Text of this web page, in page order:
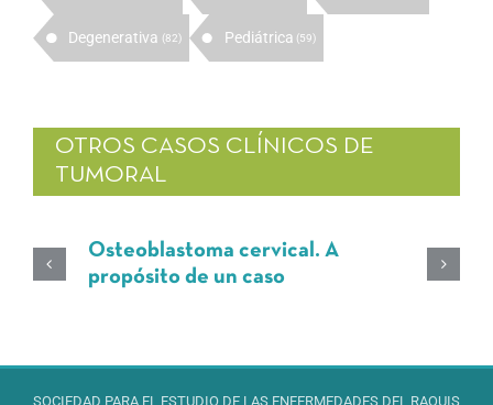
Degenerativa (82) Pediátrica (59)
OTROS CASOS CLÍNICOS DE
TUMORAL
Osteoblastoma cervical. A
propósito de un caso
SOCIEDAD PARA EL ESTUDIO DE LAS ENFERMEDADES DEL RAQUIS